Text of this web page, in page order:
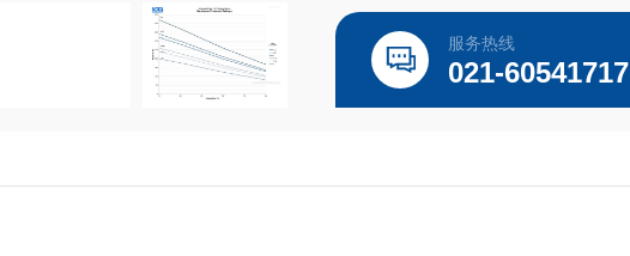
服务热线
021-60541717